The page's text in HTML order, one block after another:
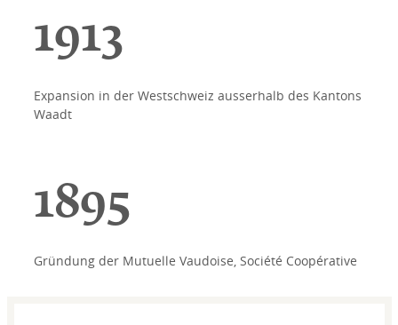
1913
Expansion in der Westschweiz ausserhalb des Kantons
Waadt
1895
Gründung der Mutuelle Vaudoise, Société Coopérative